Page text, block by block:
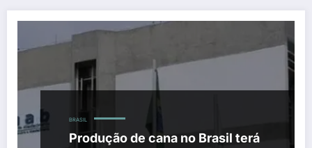
BRASIL
Produção de cana no Brasil terá